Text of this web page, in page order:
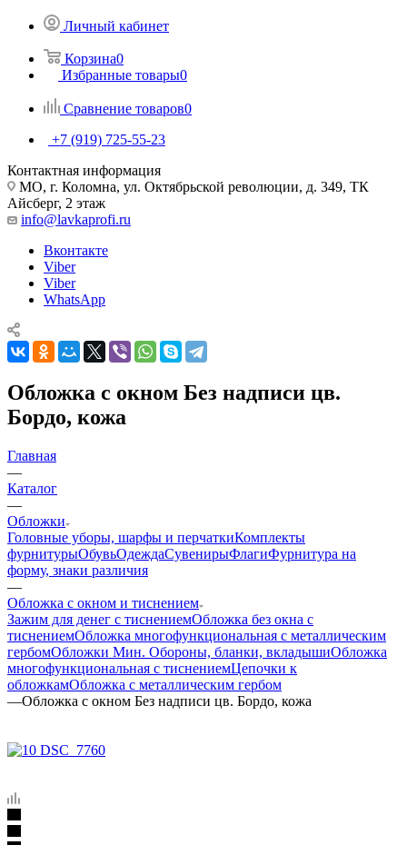
Личный кабинет
Корзина0
Избранные товары0
Сравнение товаров0
+7 (919) 725-55-23
Контактная информация
МО, г. Коломна, ул. Октябрьской революции, д. 349, ТК
Айсберг, 2 этаж
info@lavkaprofi.ru
Вконтакте
Viber
Viber
WhatsApp
Обложка с окном Без надписи цв.
Бордо, кожа
Главная
—
Каталог
—
Обложки
Головные уборы, шарфы и перчаткиКомплекты
фурнитурыОбувьОдеждаСувенирыФлагиФурнитура на
форму, знаки различия
—
Обложка с окном и тиснением
Зажим для денег с тиснениемОбложка без окна с
тиснениемОбложка многофункциональная с металлическим
гербомОбложки Мин. Обороны, бланки, вкладышиОбложка
многофункциональная с тиснениемЦепочки к
обложкамОбложка с металлическим гербом
—Обложка с окном Без надписи цв. Бордо, кожа